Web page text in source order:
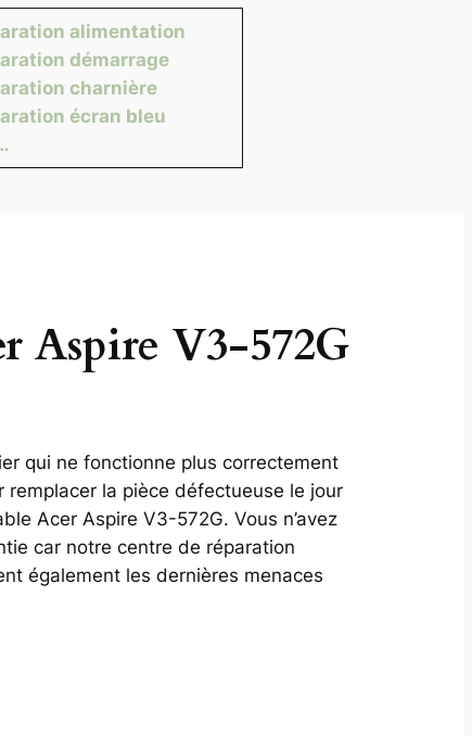
alimentation
démarrage
charnière
écran bleu
Aspire V3-572G
qui ne fonctionne plus correctement
remplacer la pièce défectueuse le jour
Acer Aspire V3-572G. Vous n’avez
car notre centre de réparation
également les dernières menaces